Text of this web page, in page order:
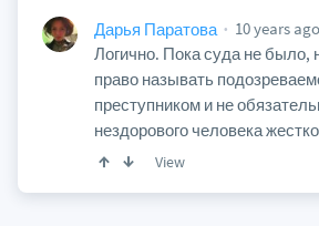
Дарья Паратова
10 years ago
Логично. Пока суда не было,
право называть
преступником и не
нездорового человека
View